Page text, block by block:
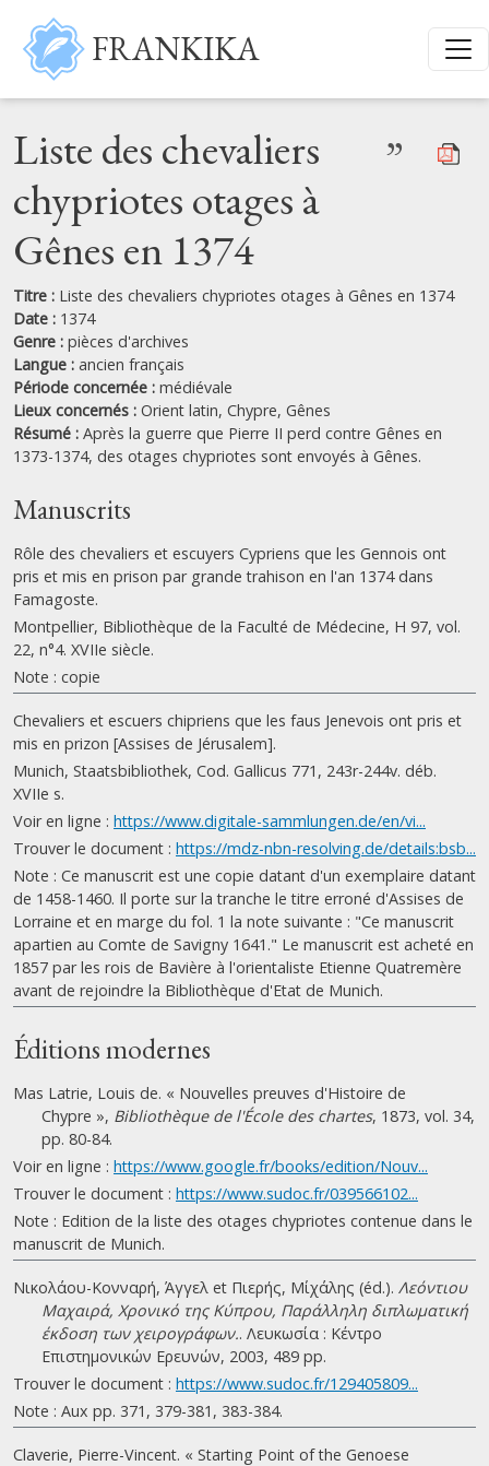
Aller au contenu principal
FRANKIKA
Liste des chevaliers
chypriotes otages à
Gênes en 1374
”
Titre : Liste des chevaliers chypriotes otages à Gênes en 1374
Date : 1374
Genre : pièces d'archives
Langue : ancien français
Période concernée : médiévale
Lieux concernés : Orient latin, Chypre, Gênes
Résumé : Après la guerre que Pierre II perd contre Gênes en
1373-1374, des otages chypriotes sont envoyés à Gênes.
Manuscrits
Rôle des chevaliers et escuyers Cypriens que les Gennois ont
pris et mis en prison par grande trahison en l'an 1374 dans
Famagoste.
Montpellier, Bibliothèque de la Faculté de Médecine, H 97, vol.
22, n°4. XVIIe siècle.
Note : copie
Chevaliers et escuers chipriens que les faus Jenevois ont pris et
mis en prizon [Assises de Jérusalem].
Munich, Staatsbibliothek, Cod. Gallicus 771, 243r-244v. déb.
XVIIe s.
Voir en ligne : https://www.digitale-sammlungen.de/en/vi...
Trouver le document : https://mdz-nbn-resolving.de/details:bsb...
Note : Ce manuscrit est une copie datant d'un exemplaire datant
de 1458-1460. Il porte sur la tranche le titre erroné d'Assises de
Lorraine et en marge du fol. 1 la note suivante : "Ce manuscrit
apartien au Comte de Savigny 1641." Le manuscrit est acheté en
1857 par les rois de Bavière à l'orientaliste Etienne Quatremère
avant de rejoindre la Bibliothèque d'Etat de Munich.
Éditions modernes
Mas Latrie, Louis de. « Nouvelles preuves d'Histoire de
Chypre », Bibliothèque de l'École des chartes, 1873, vol. 34,
pp. 80-84.
Voir en ligne : https://www.google.fr/books/edition/Nouv...
Trouver le document : https://www.sudoc.fr/039566102...
Note : Edition de la liste des otages chypriotes contenue dans le
manuscrit de Munich.
Νικολάου-Κονναρή, Άγγελ et Πιερής, Μίχάλης (éd.). Λεόντιου
Μαχαιρά, Χρονικό της Κύπρου, Παράλληλη διπλωματική
έκδοση των χειρογράφων.. Λευκωσία : Κέντρο
Επιστημονικών Ερευνών, 2003, 489 pp.
Trouver le document : https://www.sudoc.fr/129405809...
Note : Aux pp. 371, 379-381, 383-384.
Claverie, Pierre-Vincent. « Starting Point of the Genoese